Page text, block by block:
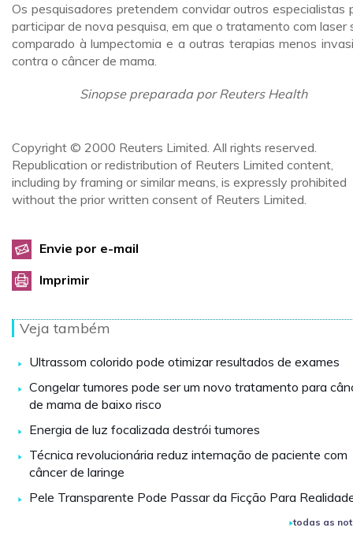
Os pesquisadores pretendem convidar outros especialistas
participar de nova pesquisa, em que o tratamento com laser
comparado à lumpectomia e a outras terapias menos
contra o câncer de mama.
Sinopse preparada por Reuters Health
Copyright © 2000 Reuters Limited. All rights reserved.
Republication or redistribution of Reuters Limited content,
including by framing or similar means, is expressly prohibited
without the prior written consent of Reuters Limited.
Envie por e-mail
Imprimir
Veja também
Ultrassom colorido pode otimizar resultados de exames
Congelar tumores pode ser um novo tratamento para
de mama de baixo risco
Energia de luz focalizada destrói tumores
Técnica revolucionária reduz internação de paciente com
câncer de laringe
Pele Transparente Pode Passar da Ficção Para
todas as